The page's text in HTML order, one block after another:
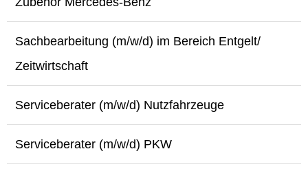
Sachbearbeitung (m/w/d) im Bereich Entgelt/
Zeitwirtschaft
Serviceberater (m/w/d) Nutzfahrzeuge
Serviceberater (m/w/d) PKW